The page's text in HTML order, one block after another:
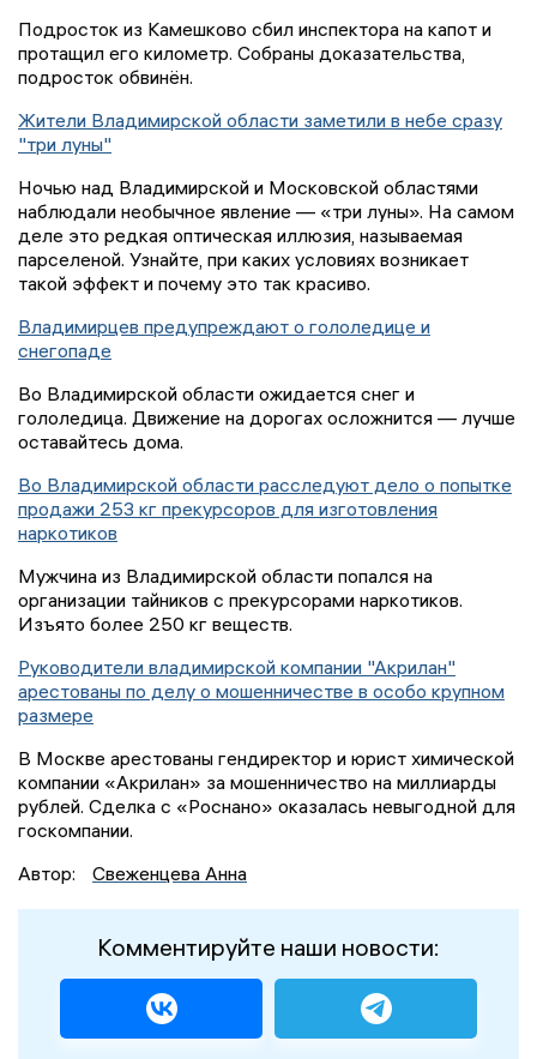
Подросток из Камешково сбил инспектора на капот и
протащил его километр. Собраны доказательства,
подросток обвинён.
Жители Владимирской области заметили в небе сразу
"три луны"
Ночью над Владимирской и Московской областями
наблюдали необычное явление — «три луны». На самом
деле это редкая оптическая иллюзия, называемая
парселеной. Узнайте, при каких условиях возникает
такой эффект и почему это так красиво.
Владимирцев предупреждают о гололедице и
снегопаде
Во Владимирской области ожидается снег и
гололедица. Движение на дорогах осложнится — лучше
оставайтесь дома.
Во Владимирской области расследуют дело о попытке
продажи 253 кг прекурсоров для изготовления
наркотиков
Мужчина из Владимирской области попался на
организации тайников с прекурсорами наркотиков.
Изъято более 250 кг веществ.
Руководители владимирской компании "Акрилан"
арестованы по делу о мошенничестве в особо крупном
размере
В Москве арестованы гендиректор и юрист химической
компании «Акрилан» за мошенничество на миллиарды
рублей. Сделка с «Роснано» оказалась невыгодной для
госкомпании.
Автор:
Свеженцева Анна
Комментируйте наши новости: